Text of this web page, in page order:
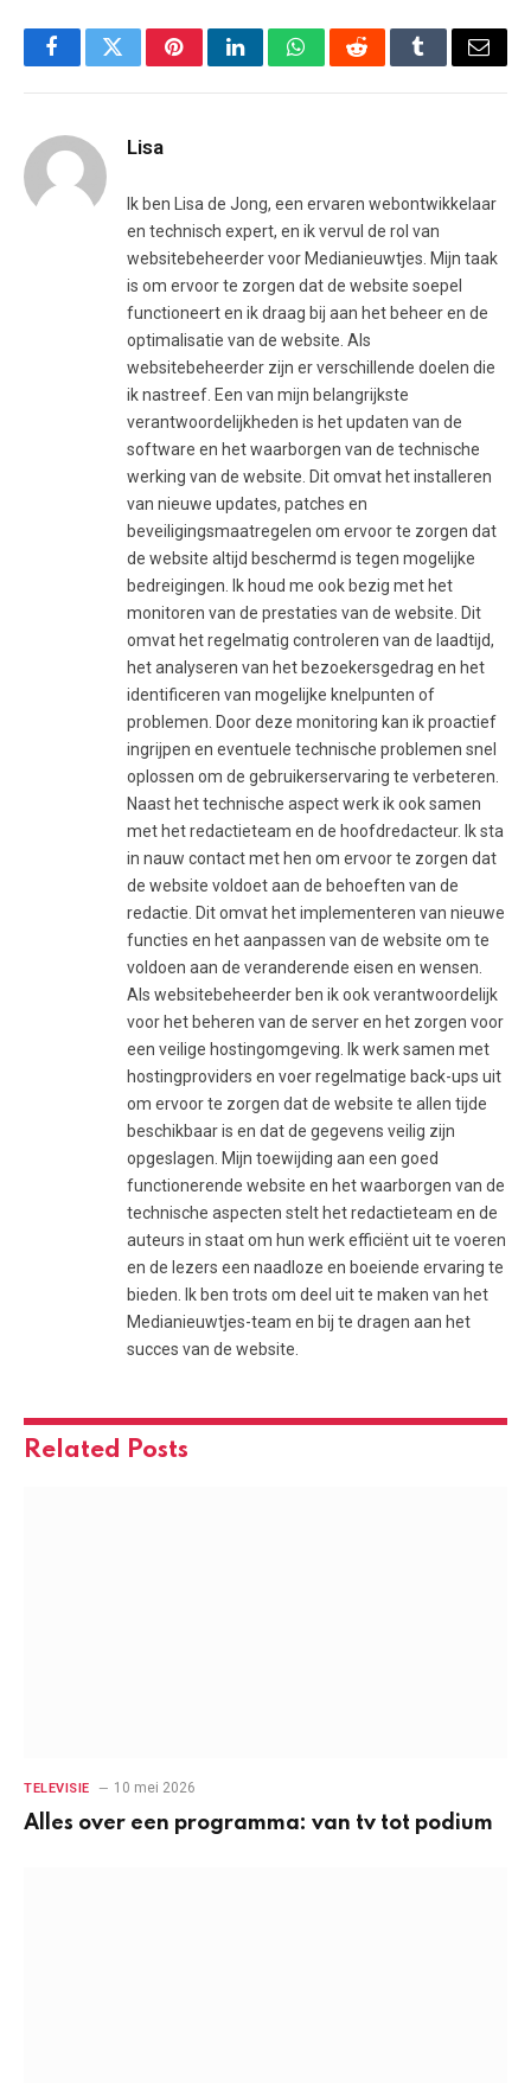
FacebookTwitterPinterestLinkedInWhatsAppRedditTumblrEmail
Lisa
Ik ben Lisa de Jong, een ervaren webontwikkelaar
en technisch expert, en ik vervul de rol van
websitebeheerder voor Medianieuwtjes. Mijn taak
is om ervoor te zorgen dat de website soepel
functioneert en ik draag bij aan het beheer en de
optimalisatie van de website. Als
websitebeheerder zijn er verschillende doelen die
ik nastreef. Een van mijn belangrijkste
verantwoordelijkheden is het updaten van de
software en het waarborgen van de technische
werking van de website. Dit omvat het installeren
van nieuwe updates, patches en
beveiligingsmaatregelen om ervoor te zorgen dat
de website altijd beschermd is tegen mogelijke
bedreigingen. Ik houd me ook bezig met het
monitoren van de prestaties van de website. Dit
omvat het regelmatig controleren van de laadtijd,
het analyseren van het bezoekersgedrag en het
identificeren van mogelijke knelpunten of
problemen. Door deze monitoring kan ik proactief
ingrijpen en eventuele technische problemen snel
oplossen om de gebruikerservaring te verbeteren.
Naast het technische aspect werk ik ook samen
met het redactieteam en de hoofdredacteur. Ik sta
in nauw contact met hen om ervoor te zorgen dat
de website voldoet aan de behoeften van de
redactie. Dit omvat het implementeren van nieuwe
functies en het aanpassen van de website om te
voldoen aan de veranderende eisen en wensen.
Als websitebeheerder ben ik ook verantwoordelijk
voor het beheren van de server en het zorgen voor
een veilige hostingomgeving. Ik werk samen met
hostingproviders en voer regelmatige back-ups uit
om ervoor te zorgen dat de website te allen tijde
beschikbaar is en dat de gegevens veilig zijn
opgeslagen. Mijn toewijding aan een goed
functionerende website en het waarborgen van de
technische aspecten stelt het redactieteam en de
auteurs in staat om hun werk efficiënt uit te voeren
en de lezers een naadloze en boeiende ervaring te
bieden. Ik ben trots om deel uit te maken van het
Medianieuwtjes-team en bij te dragen aan het
succes van de website.
Related Posts
TELEVISIE 10 mei 2026
Alles over een programma: van tv tot podium